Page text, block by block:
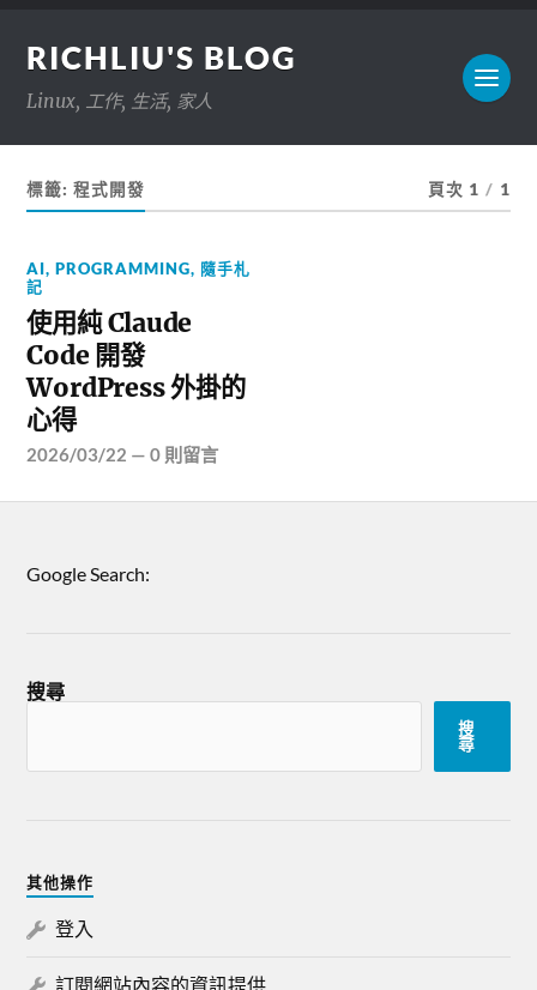
RICHLIU'S BLOG
Linux, 工作, 生活, 家人
標籤:程式開發 頁次 1 / 1
AI,PROGRAMMING, 隨手札
記
使用純 Claude
Code 開發
WordPress 外掛的
心得
2026/03/22 —0 則留言
Google Search:
搜尋
搜
尋
其他操作
登入
訂閱網站內容的資訊提供